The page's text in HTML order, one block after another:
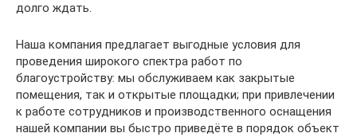
долго ждать.
Наша компания предлагает выгодные условия для
проведения широкого спектра работ по
благоустройству: мы обслуживаем как закрытые
помещения, так и открытые площадки; при привлечении
к работе сотрудников и производственного оснащения
нашей компании вы быстро приведёте в порядок объект